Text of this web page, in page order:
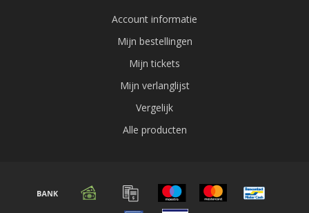
Account informatie
Mijn bestellingen
Mijn tickets
Mijn verlanglijst
Vergelijk
Alle producten